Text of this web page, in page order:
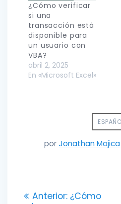
¿Cómo verificar
si una
transacción está
disponible para
un usuario con
VBA?
abril 2, 2025
En «Microsoft Excel»
porJonathan Mojica
Anterior: Entrada
¿Cómo